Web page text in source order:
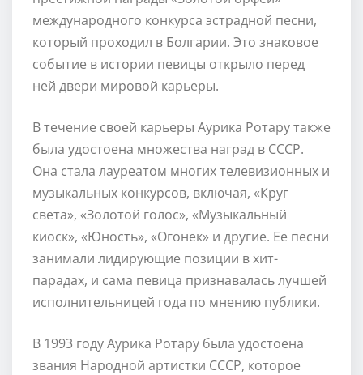
международного конкурса эстрадной песни,
который проходил в Болгарии. Это знаковое
событие в истории певицы открыло перед
ней двери мировой карьеры.
В течение своей карьеры Аурика Ротару также
была удостоена множества наград в СССР.
Она стала лауреатом многих телевизионных и
музыкальных конкурсов, включая, «Круг
света», «Золотой голос», «Музыкальный
киоск», «Юность», «Огонек» и другие. Ее песни
занимали лидирующие позиции в хит-
парадах, и сама певица признавалась лучшей
исполнительницей года по мнению публики.
В 1993 году Аурика Ротару была удостоена
звания Народной артистки СССР, которое